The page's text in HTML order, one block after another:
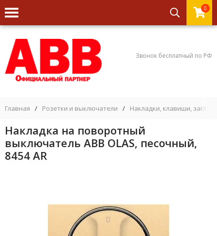
0
Звонок бесплатный по РФ
Главная / Розетки и выключатели / Накладки, клавиши,
Накладка на поворотный
выключатель ABB OLAS, песочный,
8454 AR